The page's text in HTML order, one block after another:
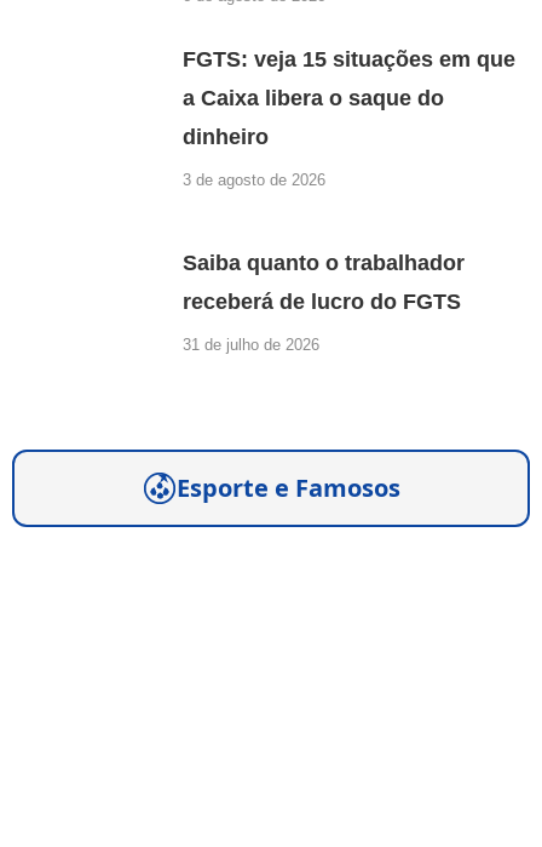
FGTS: veja 15 situações em que
a Caixa libera o saque do
dinheiro
3 de agosto de 2026
Saiba quanto o trabalhador
receberá de lucro do FGTS
31 de julho de 2026
Esporte e Famosos